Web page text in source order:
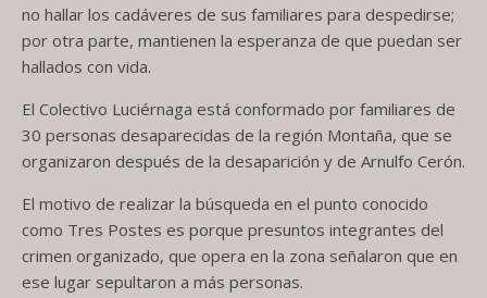
no hallar los cadáveres de sus familiares para despedirse;
por otra parte, mantienen la esperanza de que puedan ser
hallados con vida.
El Colectivo Luciérnaga está conformado por familiares de
30 personas desaparecidas de la región Montaña, que se
organizaron después de la desaparición y de Arnulfo Cerón.
El motivo de realizar la búsqueda en el punto conocido
como Tres Postes es porque presuntos integrantes del
crimen organizado, que opera en la zona señalaron que en
ese lugar sepultaron a más personas.